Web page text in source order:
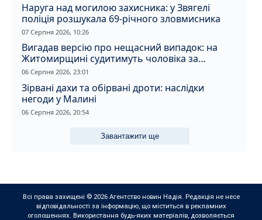
Наруга над могилою захисника: у Звягелі
поліція розшукала 69-річного зловмисника
07 Серпня 2026, 10:26
Вигадав версію про нещасний випадок: на
Житомирщині судитимуть чоловіка за
вбивство співмешканки
06 Серпня 2026, 23:01
Зірвані дахи та обірвані дроти: наслідки
негоди у Малині
06 Серпня 2026, 20:54
Завантажити ще
Всі права захищені © 2026 Агентство новин Надія. Редакція не несе
відповідальності за інформацію, що міститься в рекламних
оголошеннях. Використання будь-яких матеріалів, дозволяється